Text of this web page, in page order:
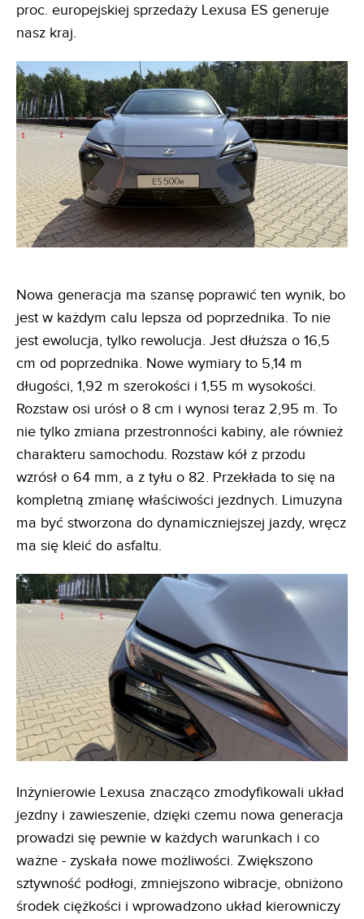
proc. europejskiej sprzedaży Lexusa ES generuje
nasz kraj.
Nowa generacja ma szansę poprawić ten wynik, bo
jest w każdym calu lepsza od poprzednika. To nie
jest ewolucja, tylko rewolucja. Jest dłuższa o 16,5
cm od poprzednika. Nowe wymiary to 5,14 m
długości, 1,92 m szerokości i 1,55 m wysokości.
Rozstaw osi urósł o 8 cm i wynosi teraz 2,95 m. To
nie tylko zmiana przestronności kabiny, ale również
charakteru samochodu. Rozstaw kół z przodu
wzrósł o 64 mm, a z tyłu o 82. Przekłada to się na
kompletną zmianę właściwości jezdnych. Limuzyna
ma być stworzona do dynamiczniejszej jazdy, wręcz
ma się kleić do asfaltu.
Inżynierowie Lexusa znacząco zmodyfikowali układ
jezdny i zawieszenie, dzięki czemu nowa generacja
prowadzi się pewnie w każdych warunkach i co
ważne - zyskała nowe możliwości. Zwiększono
sztywność podłogi, zmniejszono wibracje, obniżono
środek ciężkości i wprowadzono układ kierowniczy